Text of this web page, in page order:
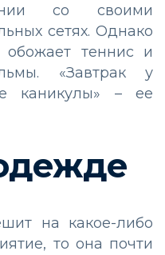
со своими
сетях. Однако
обожает теннис и
«Завтрак у
каникулы» – ее
на какое-либо
то она почти